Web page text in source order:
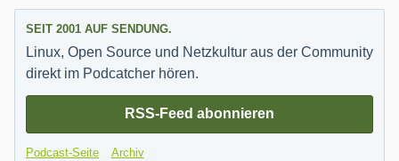
SEIT 2001 AUF SENDUNG.
Linux, Open Source und Netzkultur aus der Community
direkt im Podcatcher hören.
RSS-Feed abonnieren
Podcast-Seite Archiv